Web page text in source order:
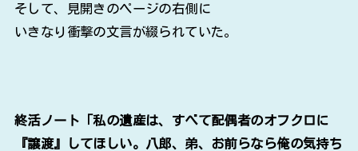
そして、見開きのページの右側に
いきなり衝撃の文言が綴られていた。
終活ノート「私の遺産は、すべて配偶者のオフクロに
『譲渡』してほしい。八郎、弟、お前らなら俺の気持ち